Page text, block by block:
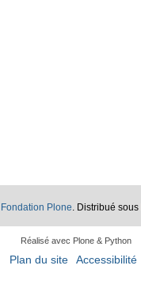
Fondation Plone . Distribué sous
Réalisé avec Plone & Python
Plan du site Accessibilité